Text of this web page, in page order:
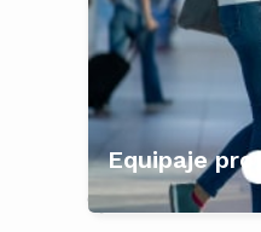
Equipaje